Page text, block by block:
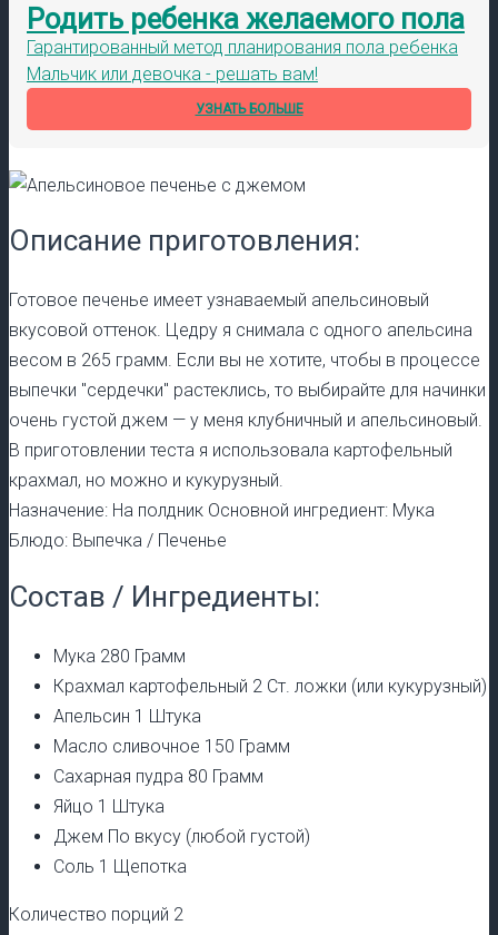
Родить ребенка желаемого пола
Гарантированный метод планирования пола ребенка
Мальчик или девочка - решать вам!
УЗНАТЬ БОЛЬШЕ
Описание приготовления:
Готовое печенье имеет узнаваемый апельсиновый
вкусовой оттенок. Цедру я снимала с одного апельсина
весом в 265 грамм. Если вы не хотите, чтобы в процессе
выпечки "сердечки" растеклись, то выбирайте для начинки
очень густой джем — у меня клубничный и апельсиновый.
В приготовлении теста я использовала картофельный
крахмал, но можно и кукурузный.
Назначение: На полдник Основной ингредиент: Мука
Блюдо: Выпечка / Печенье
Состав / Ингредиенты:
Мука 280 Грамм
Крахмал картофельный 2 Ст. ложки (или кукурузный)
Апельсин 1 Штука
Масло сливочное 150 Грамм
Сахарная пудра 80 Грамм
Яйцо 1 Штука
Джем По вкусу (любой густой)
Соль 1 Щепотка
Количество порций 2